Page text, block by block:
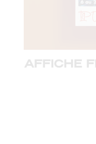
AFFICHE